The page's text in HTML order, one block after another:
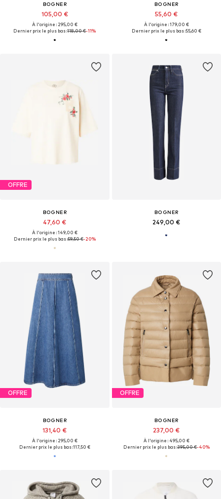
BOGNER
105,00 €
À l'origine : 295,00 €
Dernier prix le plus bas :118,00 €-11%
BOGNER
55,60 €
À l'origine : 179,00 €
Dernier prix le plus bas :55,60 €
OFFRE
BOGNER
47,60 €
À l'origine : 149,00 €
Dernier prix le plus bas :59,50 €-20%
BOGNER
249,00 €
OFFRE
BOGNER
131,40 €
À l'origine : 295,00 €
Dernier prix le plus bas :117,50 €
OFFRE
BOGNER
237,00 €
À l'origine : 495,00 €
Dernier prix le plus bas :395,00 €-40%